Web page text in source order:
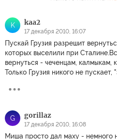
K kaa2
17 декабря 2010, 16:07
Пускай Грузия разрешит
которых выселили при
вернуться - чеченцам, калмыкам,
Только Грузия никого не пускает,
G gorillaz
17 декабря 2010, 16:08
Миша просто дал маху - немного